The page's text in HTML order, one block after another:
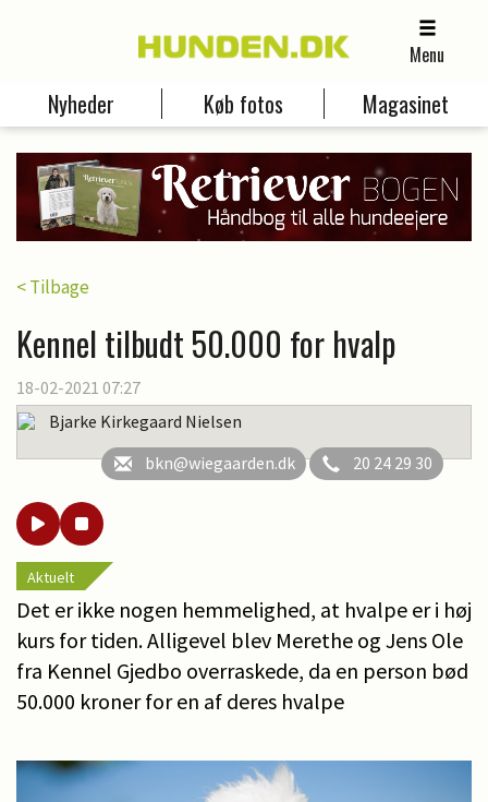
Menu
Nyheder Køb fotos Magasinet
< Tilbage
Kennel tilbudt 50.000 for hvalp
18-02-2021 07:27
Bjarke Kirkegaard Nielsen
bkn@wiegaarden.dk
20 24 29 30
Aktuelt
Det er ikke nogen hemmelighed, at hvalpe er i høj
kurs for tiden. Alligevel blev Merethe og Jens Ole
fra Kennel Gjedbo overraskede, da en person bød
50.000 kroner for en af deres hvalpe